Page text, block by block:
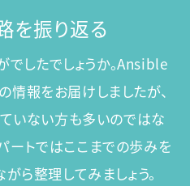
を振り返る
したでしょうか。Ansible
情報をお届けしましたが、
いない方も多いのではな
ートではここまでの歩みを
ら整理してみましょう。